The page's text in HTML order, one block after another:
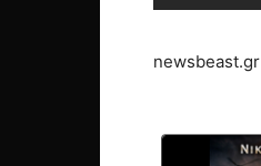
newsbeast.gr